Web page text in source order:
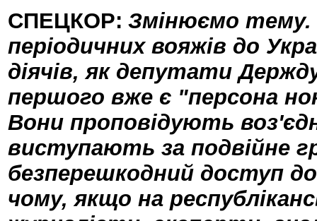
СПЕЦКОР: Змінюємо тему.
періодичних вояжів до
діячів, як депутати
першого вже є "персона
Вони проповідують
виступають за подвійне
безперешкодний доступ
чому, якщо на